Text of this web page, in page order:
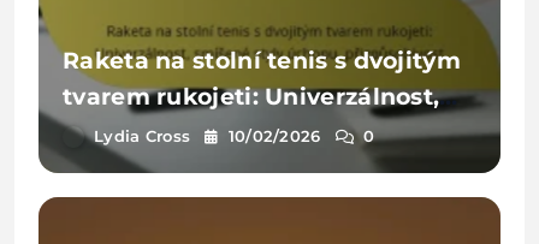
Raketa na stolní tenis s dvojitým
tvarem rukojeti: Univerzálnost,
smíšené styly úchopu,
přizpůsobivost
Lydia Cross 10/02/2026 0